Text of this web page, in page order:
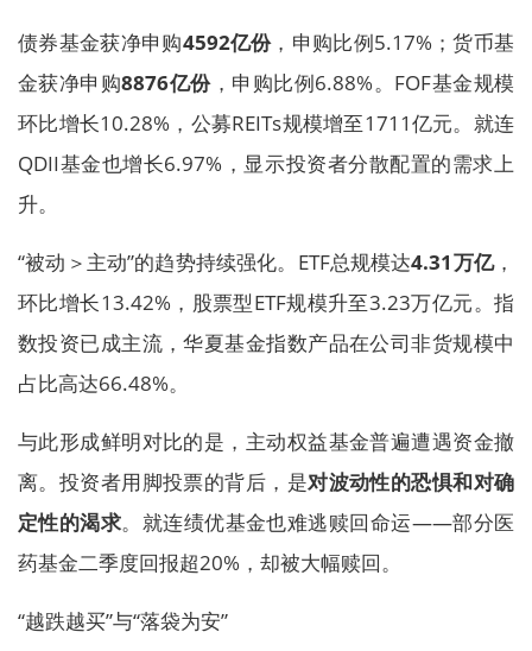
债券基金获净申购4592亿份，申购比例5.17%；货币基
金获净申购8876亿份，申购比例6.88%。FOF基金规模
环比增长10.28%，公募REITs规模增至1711亿元。就连
QDII基金也增长6.97%，显示投资者分散配置的需求上
升。
“被动＞主动”的趋势持续强化。ETF总规模达4.31万亿，
环比增长13.42%，股票型ETF规模升至3.23万亿元。指
数投资已成主流，华夏基金指数产品在公司非货规模中
占比高达66.48%。
与此形成鲜明对比的是，主动权益基金普遍遭遇资金撤
离。投资者用脚投票的背后，是对波动性的恐惧和对确
定性的渴求。就连绩优基金也难逃赎回命运——部分医
药基金二季度回报超20%，却被大幅赎回。
“越跌越买”与“落袋为安”